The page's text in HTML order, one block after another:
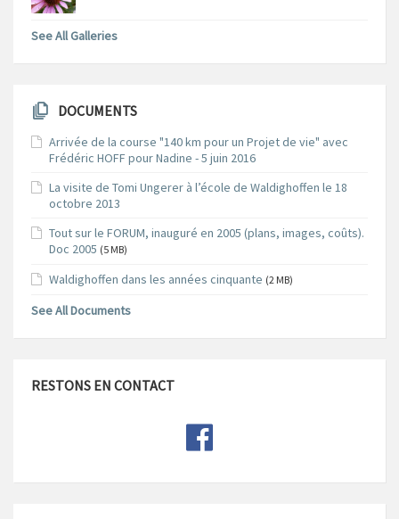
See All Galleries
DOCUMENTS
Arrivée de la course "140 km pour un Projet de vie" avec
Frédéric HOFF pour Nadine - 5 juin 2016
La visite de Tomi Ungerer à l’école de Waldighoffen le 18
octobre 2013
Tout sur le FORUM, inauguré en 2005 (plans, images, coûts).
Doc 2005 (5 MB)
Waldighoffen dans les années cinquante (2 MB)
See All Documents
RESTONS EN CONTACT